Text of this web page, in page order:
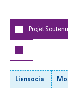
Liensocial
Projet